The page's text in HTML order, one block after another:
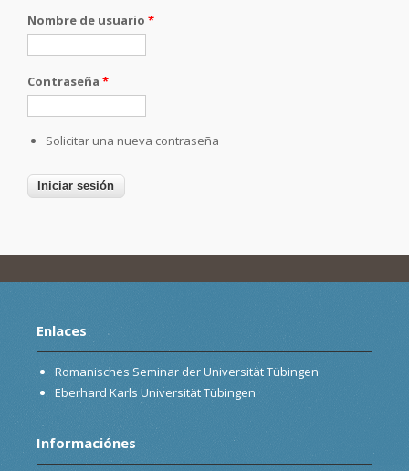
Nombre de usuario *
Contraseña *
Solicitar una nueva contraseña
Enlaces
Romanisches Seminar der Universität Tübingen
Eberhard Karls Universität Tübingen
Informaciónes